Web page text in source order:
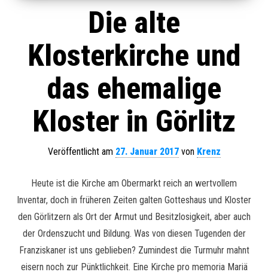
Die alte
Klosterkirche und
das ehemalige
Kloster in Görlitz
Veröffentlicht am 27. Januar 2017von Krenz
Heute ist die Kirche am Obermarkt reich an wertvollem
Inventar, doch in früheren Zeiten galten Gotteshaus und Kloster
den Görlitzern als Ort der Armut und Besitzlosigkeit, aber auch
der Ordenszucht und Bildung. Was von diesen Tugenden der
Franziskaner ist uns geblieben? Zumindest die Turmuhr mahnt
eisern noch zur Pünktlichkeit. Eine Kirche pro memoria Mariä